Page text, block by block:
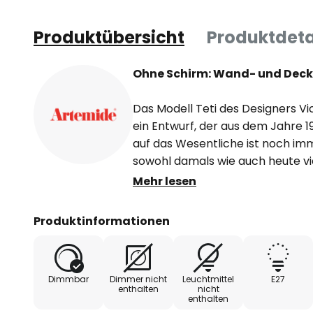
Produktübersicht
Ohne Schirm: Wand- und
Das Modell Teti des Designers
ein Entwurf, der aus dem Jahre
auf das Wesentliche ist noch
sowohl damals wie auch heute
Wandleuchte Teti besteht im
Polycarbonat - ein passendes
man ein dekoratives
der gesamten Leuchte zu
Teti kann sowohl als Wand-
Mehr lesen
Produktinformationen
Dimmbar
Dimmer nicht
enthalten
Leuchtmittel
nicht
enthalten
E27